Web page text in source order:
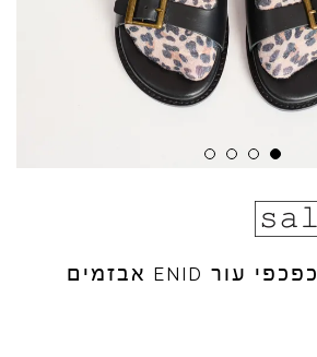
כפכפי עור ENID אבזמים